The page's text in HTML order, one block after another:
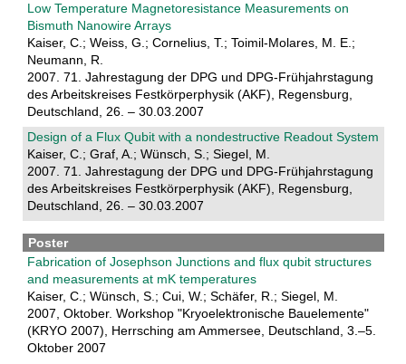
Low Temperature Magnetoresistance Measurements on
Bismuth Nanowire Arrays
Kaiser, C.; Weiss, G.; Cornelius, T.; Toimil-Molares, M. E.;
Neumann, R.
2007. 71. Jahrestagung der DPG und DPG-Frühjahrstagung
des Arbeitskreises Festkörperphysik (AKF), Regensburg,
Deutschland, 26. – 30.03.2007
Design of a Flux Qubit with a nondestructive Readout System
Kaiser, C.; Graf, A.; Wünsch, S.; Siegel, M.
2007. 71. Jahrestagung der DPG und DPG-Frühjahrstagung
des Arbeitskreises Festkörperphysik (AKF), Regensburg,
Deutschland, 26. – 30.03.2007
Poster
Fabrication of Josephson Junctions and flux qubit structures
and measurements at mK temperatures
Kaiser, C.; Wünsch, S.; Cui, W.; Schäfer, R.; Siegel, M.
2007, Oktober. Workshop "Kryoelektronische Bauelemente"
(KRYO 2007), Herrsching am Ammersee, Deutschland, 3.–5.
Oktober 2007